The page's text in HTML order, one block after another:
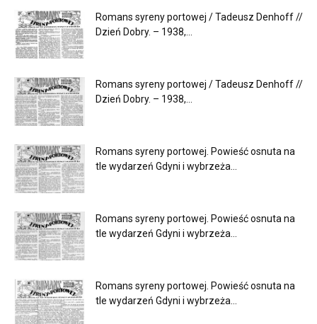
Romans syreny portowej / Tadeusz Denhoff //
Dzień Dobry. – 1938,...
Romans syreny portowej / Tadeusz Denhoff //
Dzień Dobry. – 1938,...
Romans syreny portowej. Powieść osnuta na
tle wydarzeń Gdyni i wybrzeża...
Romans syreny portowej. Powieść osnuta na
tle wydarzeń Gdyni i wybrzeża...
Romans syreny portowej. Powieść osnuta na
tle wydarzeń Gdyni i wybrzeża...